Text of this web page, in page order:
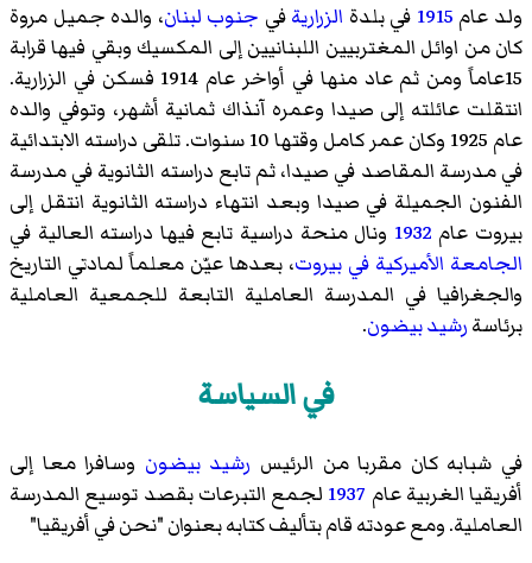
ولد عام 1915 في بلدة الزراريةفي جنوب لبنان، والده جميل مروة
كان من اوائل المغتربيين اللبنانيين إلى المكسيك وبقي فيها قرابة
15عاماً ومن ثم عاد منها في أواخر عام 1914 فسكن في الزرارية.
انتقلت عائلته إلى صيدا وعمره آنذاك ثمانية أشهر، وتوفي والده
عام 1925 وكان عمر كامل وقتها 10 سنوات. تلقى دراسته الابتدائية
في مدرسة المقاصد في صيدا، ثم تابع دراسته الثانوية في مدرسة
الفنون الجميلة في صيدا وبعد انتهاء دراسته الثانوية انتقل إلى
بيروت عام 1932 ونال منحة دراسية تابع فيها دراسته العالية في
الجامعة الأميركية في بيروت، بعدها عيّن معلماً لمادتي التاريخ
والجغرافيا في المدرسة العاملية التابعة للجمعية العاملية
برئاسةرشيد بيضون.
في السياسة
في شبابه كان مقربا من الرئيس رشيد بيضون وسافرا معا إلى
أفريقيا الغربية عام 1937 لجمع التبرعات بقصد توسيع المدرسة
العاملية. ومع عودته قام بتأليف كتابه بعنوان "نحن في أفريقيا"